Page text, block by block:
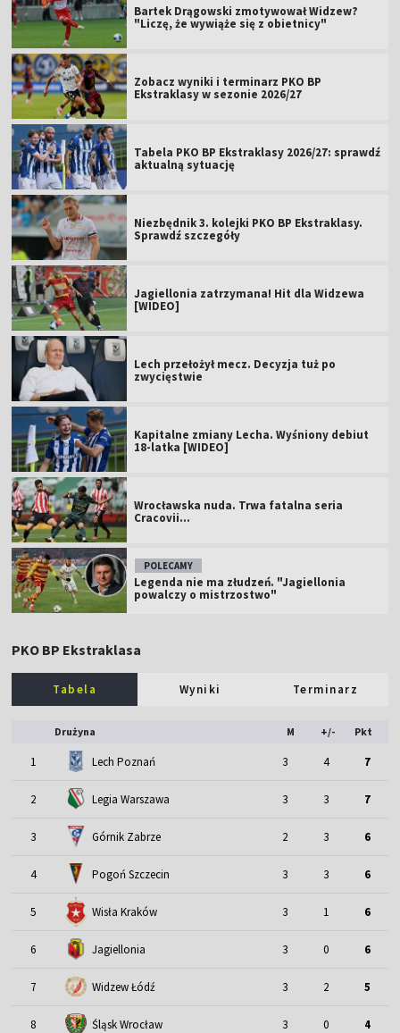
Bartek Drągowski zmotywował Widzew?
"Liczę, że wywiąże się z obietnicy"
Zobacz wyniki i terminarz PKO BP
Ekstraklasy w sezonie 2026/27
Tabela PKO BP Ekstraklasy 2026/27: sprawdź
aktualną sytuację
Niezbędnik 3. kolejki PKO BP Ekstraklasy.
Sprawdź szczegóły
Jagiellonia zatrzymana! Hit dla Widzewa
[WIDEO]
Lech przełożył mecz. Decyzja tuż po
zwycięstwie
Kapitalne zmiany Lecha. Wyśniony debiut
18-latka [WIDEO]
Wrocławska nuda. Trwa fatalna seria
Cracovii...
POLECAMY
Legenda nie ma złudzeń. "Jagiellonia
powalczy o mistrzostwo"
PKO BP Ekstraklasa
Tabela Wyniki Terminarz
Drużyna M +/- Pkt
1 Lech Poznań 3 4 7
2 Legia Warszawa 3 3 7
3 Górnik Zabrze 2 3 6
4 Pogoń Szczecin 3 3 6
5 Wisła Kraków 3 1 6
6 Jagiellonia 3 0 6
7 Widzew Łódź 3 2 5
8 Śląsk Wrocław 3 0 4